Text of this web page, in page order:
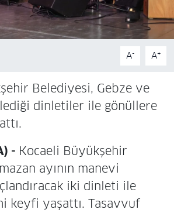
A- A+
Belediyesi, Gebze ve
dinletiler ile gönüllere
- Kocaeli Büyükşehir
ayının manevi
iki dinleti ile
keyfi yaşattı. Tasavvuf